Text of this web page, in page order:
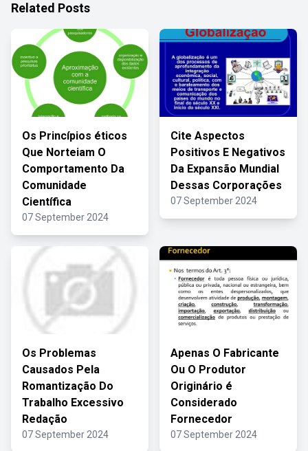
Related Posts
Os Princípios éticos
Que Norteiam O
Comportamento Da
Comunidade
Científica
07 September 2024
Cite Aspectos
Positivos E Negativos
Da Expansão Mundial
Dessas Corporações
07 September 2024
Os Problemas
Causados Pela
Romantização Do
Trabalho Excessivo
Redação
07 September 2024
Apenas O Fabricante
Ou O Produtor
Originário é
Considerado
Fornecedor
07 September 2024